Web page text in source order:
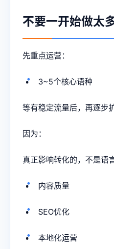
不要一开始做太
先重点运营：
3~5个核心语种
等有稳定流量后，再逐步
因为：
真正影响转化的，不是语
内容质量
SEO优化
本地化运营